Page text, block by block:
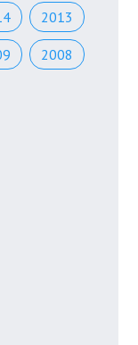
2013
2008